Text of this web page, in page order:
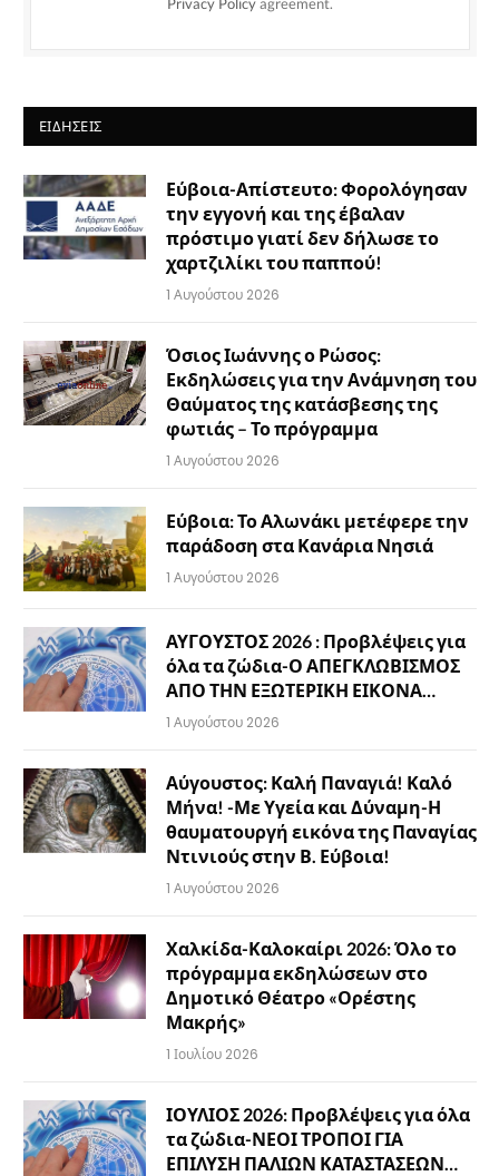
Privacy Policy agreement.
ΕΙΔΉΣΕΙΣ
Εύβοια-Απίστευτο: Φορολόγησαν
την εγγονή και της έβαλαν
πρόστιμο γιατί δεν δήλωσε το
χαρτζιλίκι του παππού!
1 Αυγούστου 2026
Όσιος Ιωάννης ο Ρώσος:
Εκδηλώσεις για την Ανάμνηση του
Θαύματος της κατάσβεσης της
φωτιάς – Το πρόγραμμα
1 Αυγούστου 2026
Εύβοια: Το Αλωνάκι μετέφερε την
παράδοση στα Κανάρια Νησιά
1 Αυγούστου 2026
ΑΥΓΟΥΣΤΟΣ 2026 : Προβλέψεις για
όλα τα ζώδια-Ο ΑΠΕΓΚΛΩΒΙΣΜΟΣ
ΑΠΟ ΤΗΝ ΕΞΩΤΕΡΙΚΗ ΕΙΚΟΝΑ…
1 Αυγούστου 2026
Αύγουστος: Καλή Παναγιά! Καλό
Μήνα! -Με Υγεία και Δύναμη-Η
θαυματουργή εικόνα της Παναγίας
Ντινιούς στην Β. Εύβοια!
1 Αυγούστου 2026
Χαλκίδα-Καλοκαίρι 2026: Όλο το
πρόγραμμα εκδηλώσεων στο
Δημοτικό Θέατρο «Ορέστης
Μακρής»
1 Ιουλίου 2026
ΙΟΥΛΙΟΣ 2026: Προβλέψεις για όλα
τα ζώδια-ΝΕΟΙ ΤΡΟΠΟΙ ΓΙΑ
ΕΠΙΛΥΣΗ ΠΑΛΙΩΝ ΚΑΤΑΣΤΑΣΕΩΝ…